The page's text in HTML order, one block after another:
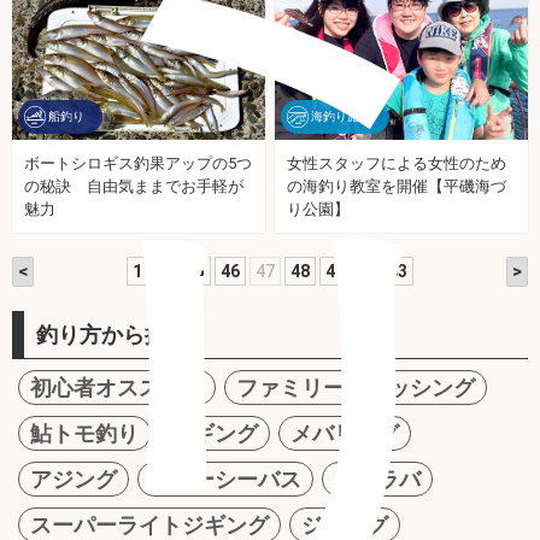
船釣り
ボートシロギス釣果アップの5つ
の秘訣 自由気ままでお手軽が
魅力
海釣り施設
女性スタッフによる女性のため
の海釣り教室を開催【平磯海づ
り公園】
< 1 45 46 47 48 49 63 >
釣り方から探す
初心者オススメ！
ファミリーフィッシング
鮎トモ釣り
エギング
メバリング
アジング
ルアーシーバス
タイラバ
スーパーライトジギング
ジギング